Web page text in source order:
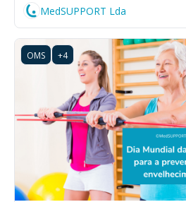
MedSUPPORT Lda
OMS +4